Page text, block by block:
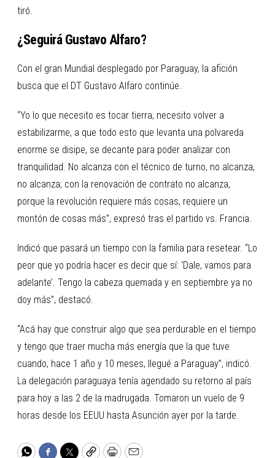
tiró.
¿Seguirá Gustavo Alfaro?
Con el gran Mundial desplegado por Paraguay, la afición
busca que el DT Gustavo Alfaro continúe.
“Yo lo que necesito es tocar tierra, necesito volver a
estabilizarme, a que todo esto que levanta una polvareda
enorme se disipe, se decante para poder analizar con
tranquilidad. No alcanza con el técnico de turno, no alcanza,
no alcanza; con la renovación de contrato no alcanza,
porque la revolución requiere más cosas, requiere un
montón de cosas más”, expresó tras el partido vs. Francia.
Indicó que pasará un tiempo con la familia para resetear. “Lo
peor que yo podría hacer es decir que sí: ‘Dale, vamos para
adelante’. Tengo la cabeza quemada y en septiembre ya no
doy más”, destacó.
“Acá hay que construir algo que sea perdurable en el tiempo
y tengo que traer mucha más energía que la que tuve
cuando, hace 1 año y 10 meses, llegué a Paraguay”, indicó.
La delegación paraguaya tenía agendado su retorno al país
para hoy a las 2 de la madrugada. Tomaron un vuelo de 9
horas desde los EEUU hasta Asunción ayer por la tarde.